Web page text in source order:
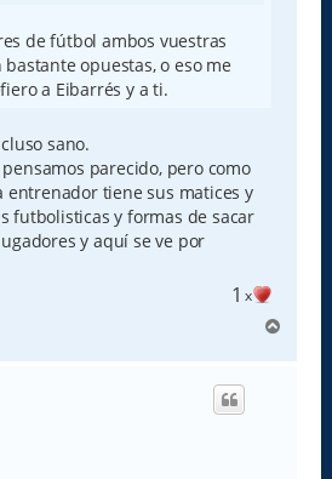
de fútbol ambos vuestras
opuestas, o eso me
a Eibarrés y a ti.
sano.
parecido, pero como
entrenador tiene sus matices y
futbolisticas y formas de sacar
y aquí se ve por
1 x
r